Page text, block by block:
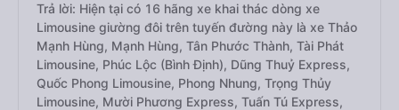
Trả lời: Hiện tại có 16 hãng xe khai thác dòng xe
Limousine giường đôi trên tuyến đường này là xe Thảo
Mạnh Hùng, Mạnh Hùng, Tân Phước Thành, Tài Phát
Limousine, Phúc Lộc (Bình Định), Dũng Thuỷ Express,
Quốc Phong Limousine, Phong Nhung, Trọng Thủy
Limousine, Mười Phương Express, Tuấn Tú Express,